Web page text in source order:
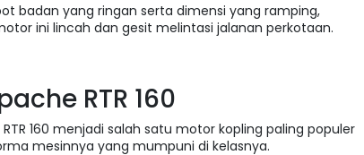
badan yang ringan serta dimensi yang ramping,
ini lincah dan gesit melintasi jalanan perkotaan.
RTR 160
RTR 160 menjadi salah satu motor kopling paling populer
mesinnya yang mumpuni di kelasnya.